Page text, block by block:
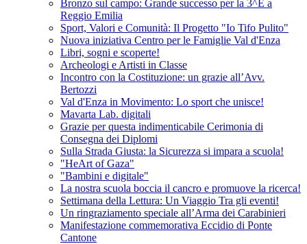
Bronzo sul campo: Grande successo per la 3^E a
Reggio Emilia
Sport, Valori e Comunità: Il Progetto "Io Tifo Pulito"
Nuova iniziativa Centro per le Famiglie Val d'Enza
Libri, sogni e scoperte!
Archeologi e Artisti in Classe
Incontro con la Costituzione: un grazie all’Avv.
Bertozzi
Val d'Enza in Movimento: Lo sport che unisce!
Mavarta Lab. digitali
Grazie per questa indimenticabile Cerimonia di
Consegna dei Diplomi
Sulla Strada Giusta: la Sicurezza si impara a scuola!
"HeArt of Gaza"
"Bambini e digitale"
La nostra scuola boccia il cancro e promuove la ricerca!
Settimana della Lettura: Un Viaggio Tra gli eventi!
Un ringraziamento speciale all’Arma dei Carabinieri
Manifestazione commemorativa Eccidio di Ponte
Cantone